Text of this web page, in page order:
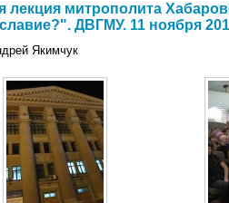
лекция митрополита
ДВГМУ. 11 ноября
Якимчук